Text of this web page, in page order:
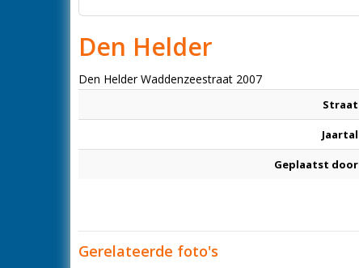
Den Helder
Den Helder Waddenzeestraat 2007
Straat
Jaartal
Geplaatst door
Gerelateerde foto's